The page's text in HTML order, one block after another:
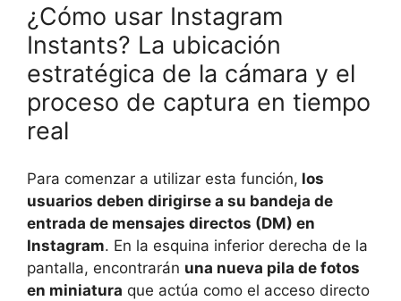
¿Cómo usar Instagram
Instants? La ubicación
estratégica de la cámara y el
proceso de captura en tiempo
real
Para comenzar a utilizar esta función, los
usuarios deben dirigirse a su bandeja de
entrada de mensajes directos (DM) en
Instagram. En la esquina inferior derecha de la
pantalla, encontrarán una nueva pila de fotos
en miniatura que actúa como el acceso directo